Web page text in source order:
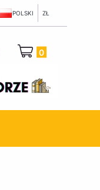
POLSKI ZŁ
Produkty w